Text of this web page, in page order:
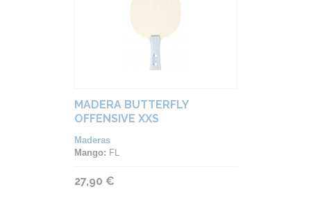
MADERA BUTTERFLY
OFFENSIVE XXS
Maderas
Mango: FL
27,90 €